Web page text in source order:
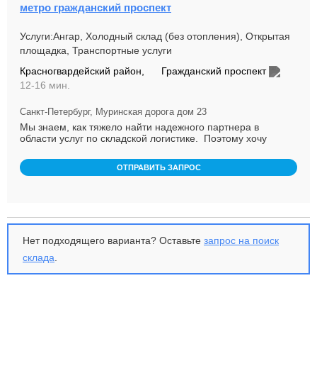
метро гражданский проспект
Услуги:Ангар, Холодный склад (без отопления), Открытая
площадка, Транспортные услуги
Красногвардейский район,
Гражданский проспект
12-16 мин.
Санкт-Петербург, Муринская дорога дом 23
Мы знаем, как тяжело найти надежного партнера в
области услуг по складской логистике. Поэтому хочу
ОТПРАВИТЬ ЗАПРОС
Нет подходящего варианта? Оставьте запрос на поиск
склада